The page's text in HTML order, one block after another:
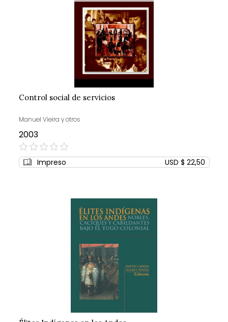
Control social de servicios
Manuel Vieira y otros
2003
0%
Impreso USD $ 22,50